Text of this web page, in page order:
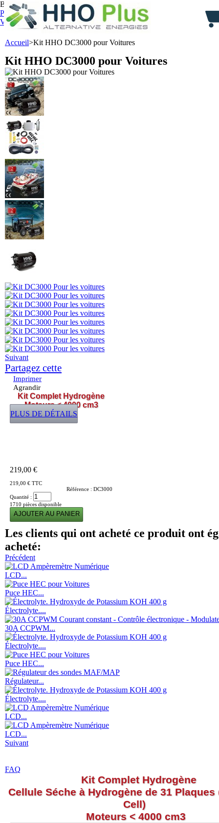
Bienvenue,
identifiez-vous
Panier : 0 produit produits
(vide)
Votre compte
Accueil>Kit HHO DC3000 pour Voitures
Kit HHO DC3000 pour Voitures
Suivant
Partagez cette
Imprimer
Agrandir
Kit Complet Hydrogène
Moteurs < 4000 cm3
PLUS DE DÉTAILS
219,00 €
219,00 € TTC
Référence : DC3000
Quantité :
1710 pièces disponible
Les clients qui ont acheté ce produit ont
acheté:
Précédent
LCD...
Puce HEC...
Électrolyte....
30A CCPWM...
Électrolyte....
Puce HEC...
Régulateur...
Électrolyte....
LCD...
LCD...
Suivant
FAQ
Kit CompletHydrogène
Cellule Séche à Hydrogène de 31 Plaques
Cell)
Moteurs < 4000 cm3